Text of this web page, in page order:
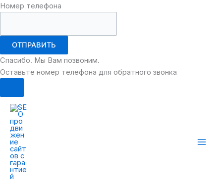
Номер телефона
ОТПРАВИТЬ
Спасибо. Мы Вам позвоним.
Оставьте номер телефона для обратного звонка
Перейти
содержимому